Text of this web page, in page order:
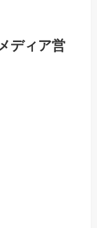
ディア営